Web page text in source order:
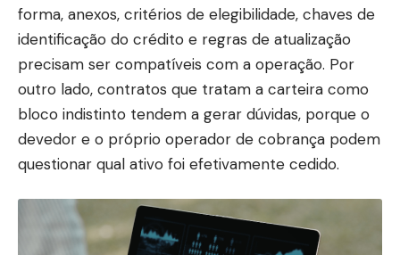
forma, anexos, critérios de elegibilidade, chaves de
identificação do crédito e regras de atualização
precisam ser compatíveis com a operação. Por
outro lado, contratos que tratam a carteira como
bloco indistinto tendem a gerar dúvidas, porque o
devedor e o próprio operador de cobrança podem
questionar qual ativo foi efetivamente cedido.